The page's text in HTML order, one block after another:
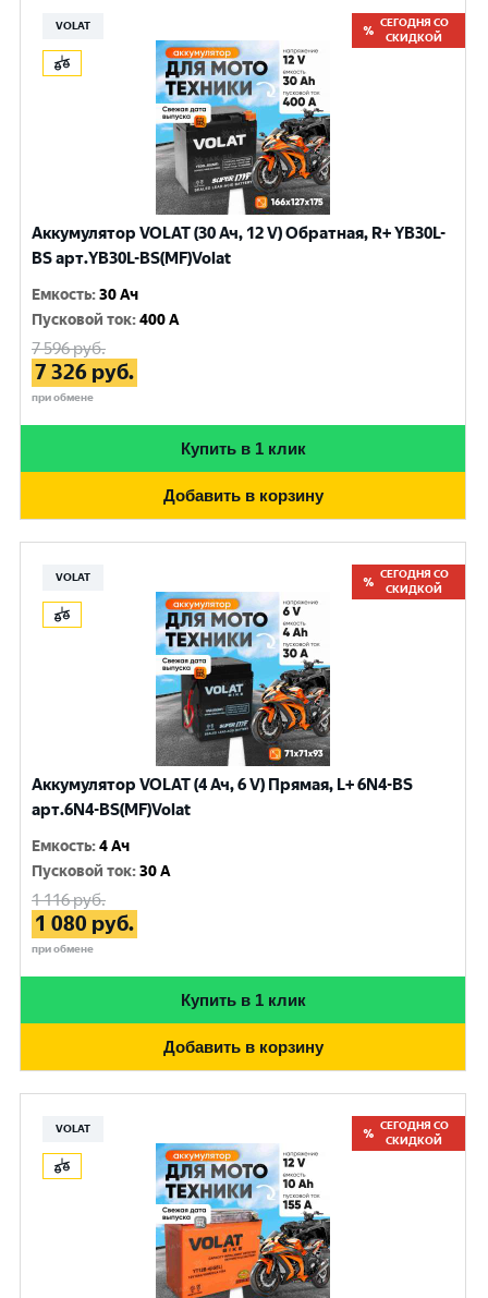
VOLAT
СЕГОДНЯ СО
СКИДКОЙ
Аккумулятор VOLAT (30 Ач, 12 V) Обратная, R+ YB30L-
BS арт.YB30L-BS(MF)Volat
Емкость:30 Ач
Пусковой ток:400 A
7 596руб.
7 326 руб.
при обмене
Купить в 1 клик
Добавить в корзину
VOLAT
СЕГОДНЯ СО
СКИДКОЙ
Аккумулятор VOLAT (4 Ач, 6 V) Прямая, L+ 6N4-BS
арт.6N4-BS(MF)Volat
Емкость:4 Ач
Пусковой ток:30 A
1 116руб.
1 080 руб.
при обмене
Купить в 1 клик
Добавить в корзину
VOLAT
СЕГОДНЯ СО
СКИДКОЙ